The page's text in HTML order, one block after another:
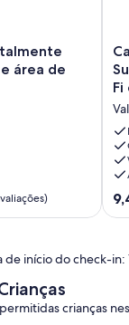
área de
de
Fi
de
um
10,
de início do check-in:
crianças